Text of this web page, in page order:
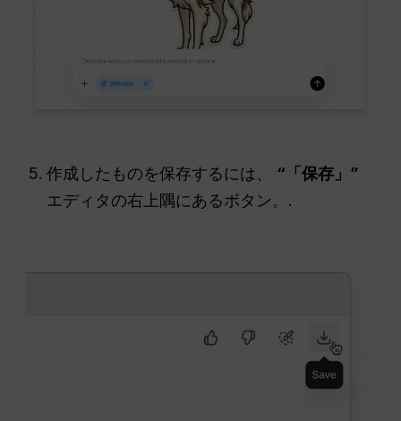
作成したものを保存するには、 “「保存」”
エディタの右上隅にあるボタン。.